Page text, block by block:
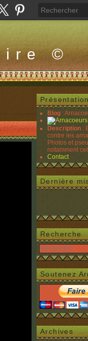
©
Présentation
Blog :
Description :
contre les
Photos et
notamment
Contact
Dernière
Recherche
Soutenez
Archives